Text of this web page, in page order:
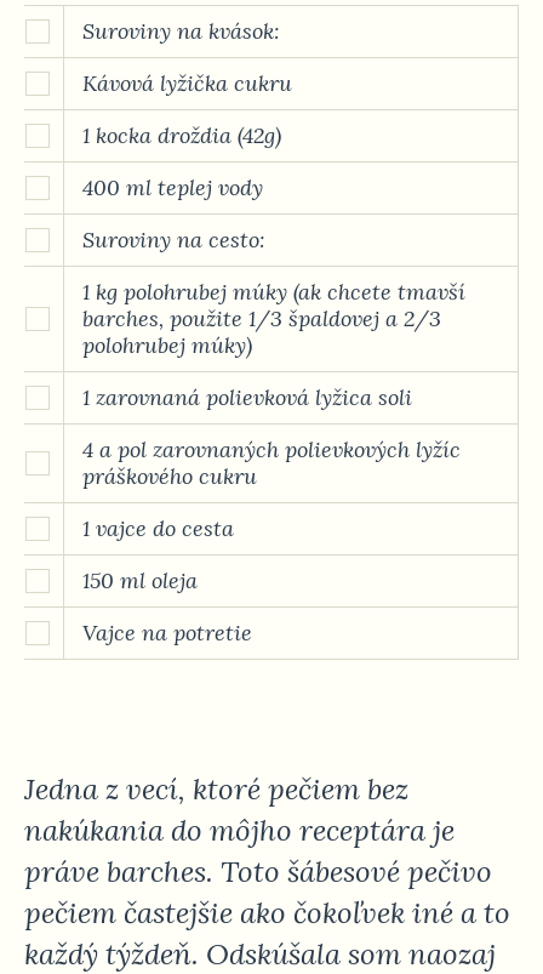
Suroviny na kvások:
Kávová lyžička cukru
1 kocka droždia (42g)
400 ml teplej vody
Suroviny na cesto:
1 kg polohrubej múky (ak chcete tmavší
barches, použite 1/3 špaldovej a 2/3
polohrubej múky)
1 zarovnaná polievková lyžica soli
4 a pol zarovnaných polievkových lyžíc
práškového cukru
1 vajce do cesta
150 ml oleja
Vajce na potretie
Jedna z vecí, ktoré pečiem bez
nakúkania do môjho receptára je
práve barches. Toto šábesové pečivo
pečiem častejšie ako čokoľvek iné a to
každý týždeň. Odskúšala som naozaj